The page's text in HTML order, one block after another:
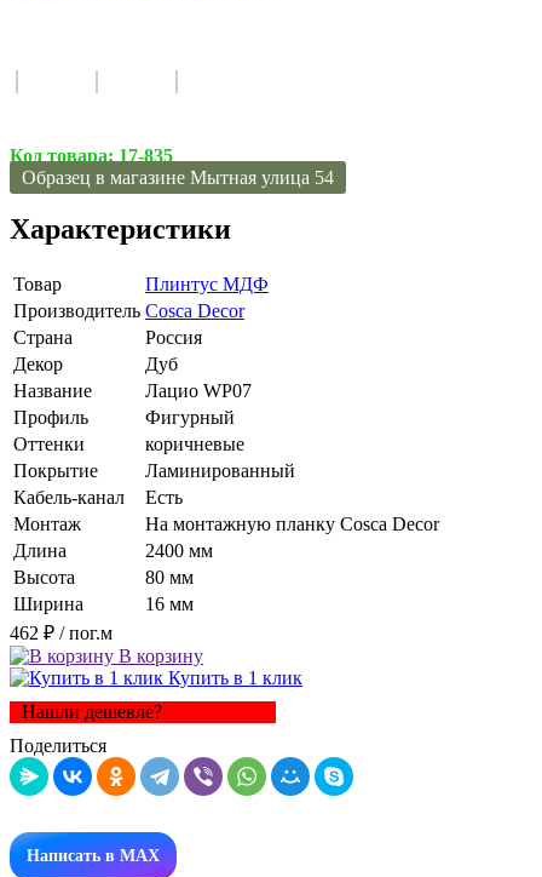
Код товара: 17-835
Образец в магазине Мытная улица 54
Характеристики
Товар
Плинтус МДФ
Производитель Cosca Decor
Страна
Россия
Декор
Дуб
Название
Лацио WP07
Профиль
Фигурный
Оттенки
коричневые
Покрытие
Ламинированный
Кабель-канал
Есть
Монтаж
На монтажную планку Cosca Decor
Длина
2400 мм
Высота
80 мм
Ширина
16 мм
462 ₽ / пог.м
В корзину
Купить в 1 клик
Нашли дешевле?
Поделиться
Написать в MAX